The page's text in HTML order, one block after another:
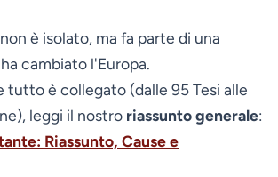
è isolato, ma fa parte di una
cambiato l'Europa.
tutto è collegato (dalle 95 Tesi alle
leggi il nostro riassunto generale:
Riassunto, Cause e